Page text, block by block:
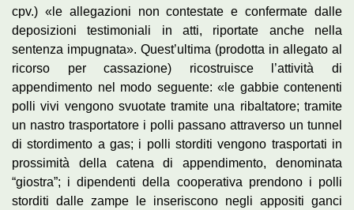
cpv.) «le allegazioni non contestate e confermate dalle
deposizioni testimoniali in atti, riportate anche nella
sentenza impugnata». Quest’ultima (prodotta in allegato al
ricorso per cassazione) ricostruisce l’attività di
appendimento nel modo seguente: «le gabbie contenenti
polli vivi vengono svuotate tramite una ribaltatore; tramite
un nastro trasportatore i polli passano attraverso un tunnel
di stordimento a gas; i polli storditi vengono trasportati in
prossimità della catena di appendimento, denominata
“giostra”; i dipendenti della cooperativa prendono i polli
storditi dalle zampe le inseriscono negli appositi ganci